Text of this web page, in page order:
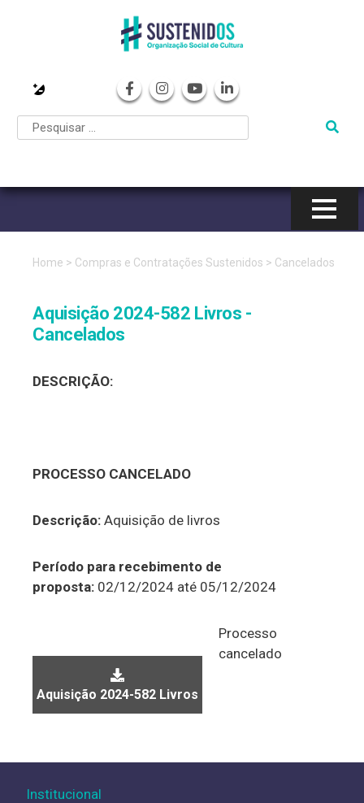
Pular
o
Home > Compras e Contratações Sustenidos > Cancelados
Aquisição 2024-582 Livros -
Cancelados
DESCRIÇÃO:
PROCESSO CANCELADO
Descrição: Aquisição de livros
Período para recebimento de
proposta: 02/12/2024 até 05/12/2024
Aquisição 2024-582 Livros
Processo
cancelado
Institucional